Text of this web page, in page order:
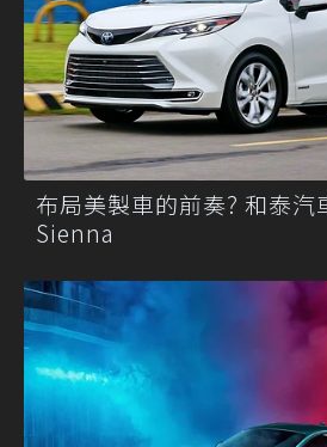
布局美製車的前奏? 和泰汽
Sienna